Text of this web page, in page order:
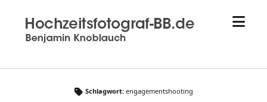
Hochzeitsfotograf
aus
Menü
Schlagwort: engagementshooting